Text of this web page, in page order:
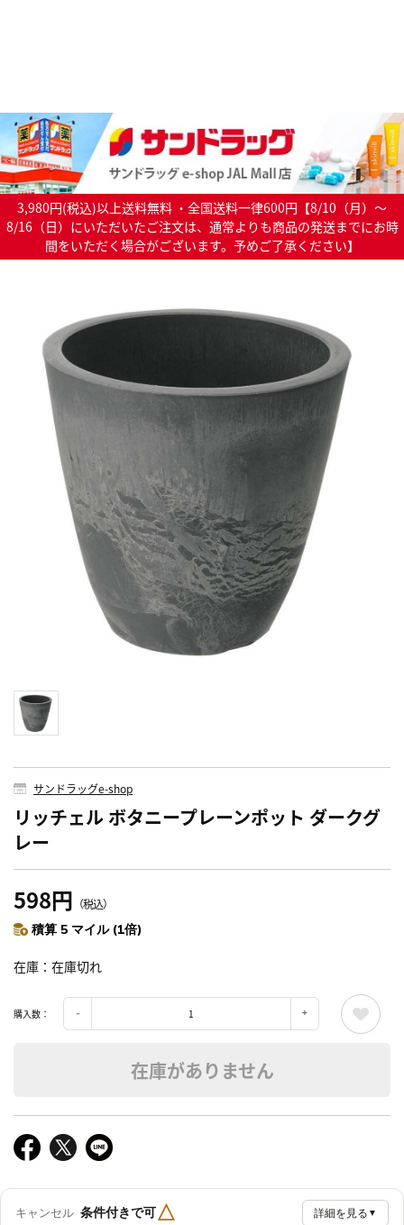
3,980円(税込)以上送料無料 ・全国送料一律600円【8/10（月）～
8/16（日）にいただいたご注文は、通常よりも商品の発送までにお時
間をいただく場合がございます。予めご了承ください】
サンドラッグe-shop
リッチェル ボタニープレーンポット ダークグ
レー
598円 （税込）
積算 5 マイル (1倍)
在庫 在庫切れ
購入数：
在庫がありません
キャンセル 条件付きで可△ 詳細を見る ▼